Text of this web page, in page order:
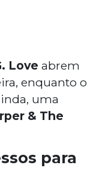
Love abrem
enquanto o
uma
& The
para